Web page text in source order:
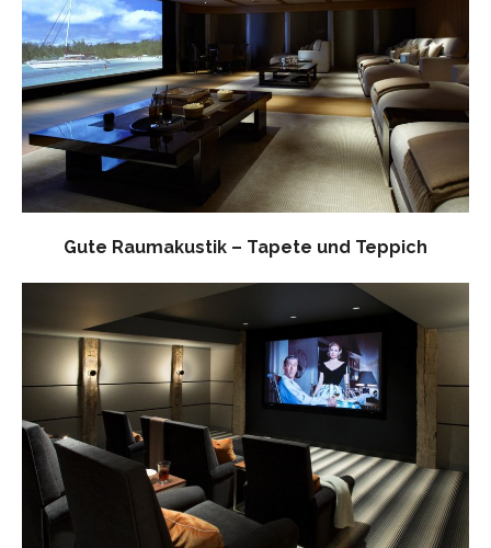
Gute Raumakustik – Tapete und Teppich